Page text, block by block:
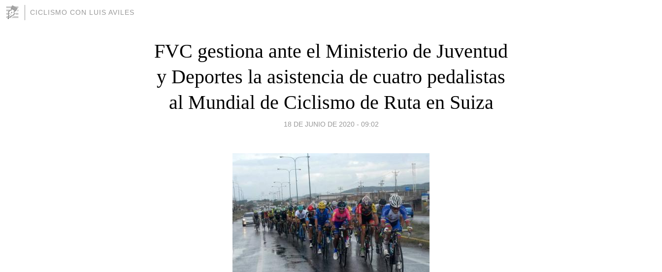
CICLISMO CON LUIS AVILES
FVC gestiona ante el Ministerio de Juventud
y Deportes la asistencia de cuatro pedalistas
al Mundial de Ciclismo de Ruta en Suiza
18 DE JUNIO DE 2020 - 09:02